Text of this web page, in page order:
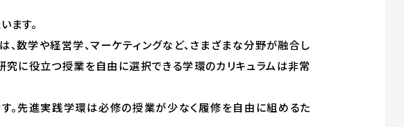
ます。
、数学や経営学、マーケティングなど、さまざまな分野が融合し
究に役立つ授業を自由に選択できる学環のカリキュラムは非常
。先進実践学環は必修の授業が少なく履修を自由に組めるた